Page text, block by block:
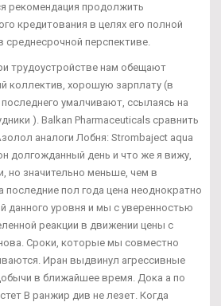
рекомендация продолжить
кредитования в целях его полной
среднесрочной перспективе.
трудоустройстве нам обещают
коллектив, хорошую зарплату (в
умалчивают, ссылаясь на
). Balkan Pharmaceuticals сравнить
аналоги Лобня: Strombaject aqua
долгожданный день и что же я вижу,
но значительно меньше, чем в
последние пол года цена неоднократно
данного уровня и мы с уверенностью
реакции в движении цены с
Сроки, которые мы совместно
Иран выдвинул агрессивные
в ближайшее время. Дока а по
В ранжир див не лезет. Когда